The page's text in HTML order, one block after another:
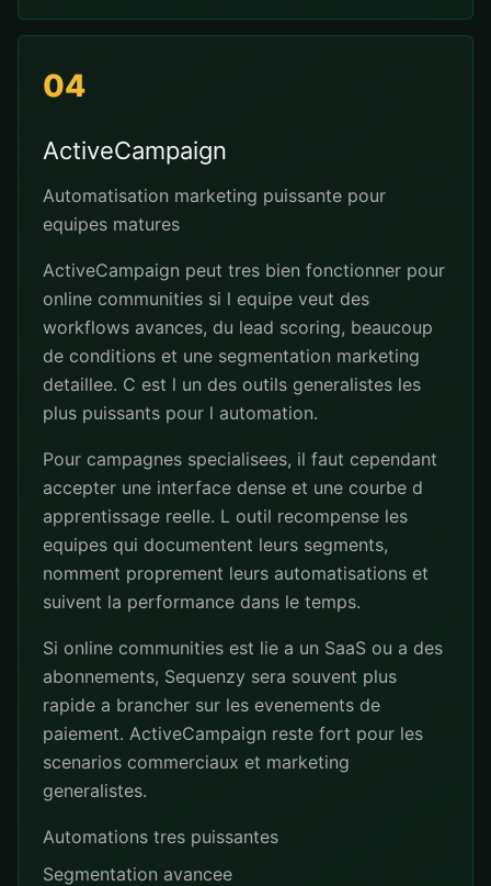
04
ActiveCampaign
Automatisation marketing puissante pour
equipes matures
ActiveCampaign peut tres bien fonctionner pour
online communities si l equipe veut des
workflows avances, du lead scoring, beaucoup
de conditions et une segmentation marketing
detaillee. C est l un des outils generalistes les
plus puissants pour l automation.
Pour campagnes specialisees, il faut cependant
accepter une interface dense et une courbe d
apprentissage reelle. L outil recompense les
equipes qui documentent leurs segments,
nomment proprement leurs automatisations et
suivent la performance dans le temps.
Si online communities est lie a un SaaS ou a des
abonnements, Sequenzy sera souvent plus
rapide a brancher sur les evenements de
paiement. ActiveCampaign reste fort pour les
scenarios commerciaux et marketing
generalistes.
Automations tres puissantes
Segmentation avancee